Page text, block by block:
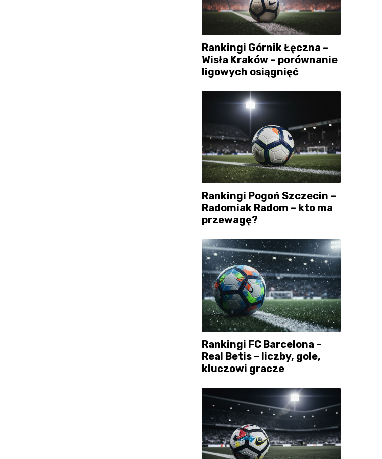
Rankingi Górnik Łęczna –
Wisła Kraków – porównanie
ligowych osiągnięć
Rankingi Pogoń Szczecin –
Radomiak Radom – kto ma
przewagę?
Rankingi FC Barcelona –
Real Betis – liczby, gole,
kluczowi gracze